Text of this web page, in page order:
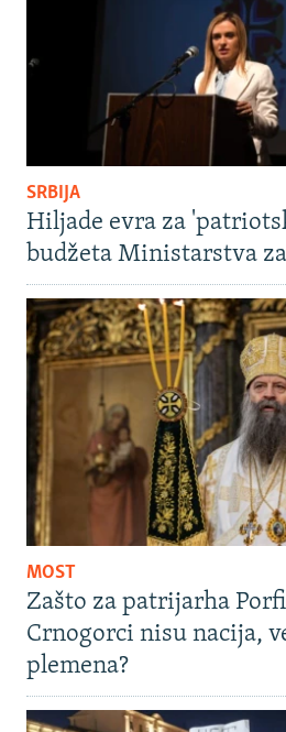
SRBIJA
Hiljade evra za
budžeta Ministarstva
MOST
Zašto za patrijarha
Crnogorci nisu nacija,
plemena?